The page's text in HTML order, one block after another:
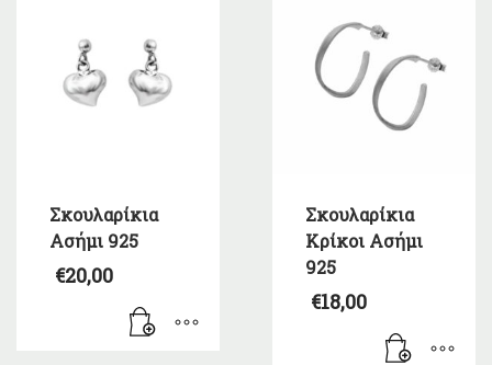
Σκουλαρίκια
Ασήμι 925
€20,00
Σκουλαρίκια
Κρίκοι Ασήμι
925
€18,00